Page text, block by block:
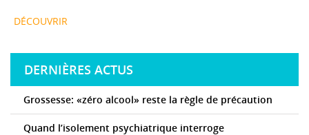
DÉCOUVRIR
DERNIÈRES ACTUS
Grossesse: «zéro alcool» reste la règle de précaution
Quand l’isolement psychiatrique interroge